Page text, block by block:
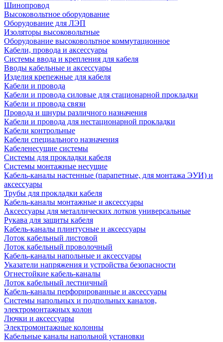
Шинопровод
Высоковольтное оборудование
Оборудование для ЛЭП
Изоляторы высоковольтные
Оборудование высоковольтное коммутационное
Кабели, провода и аксессуары
Системы ввода и крепления для кабеля
Вводы кабельные и аксессуары
Изделия крепежные для кабеля
Кабели и провода
Кабели и провода силовые для стационарной прокладки
Кабели и провода связи
Провода и шнуры различного назначения
Кабели и провода для нестационарной прокладки
Кабели контрольные
Кабели специального назначения
Кабеленесущие системы
Системы для прокладки кабеля
Системы монтажные несущие
Кабель-каналы настенные (парапетные, для монтажа ЭУИ) и
аксессуары
Трубы для прокладки кабеля
Кабель-каналы монтажные и аксессуары
Аксессуары для металлических лотков универсальные
Рукава для защиты кабеля
Кабель-каналы плинтусные и аксессуары
Лоток кабельный листовой
Лоток кабельный проволочный
Кабель-каналы напольные и аксессуары
Указатели напряжения и устройства безопасности
Огнестойкие кабель-каналы
Лоток кабельный лестничный
Кабель-каналы перфорированные и аксессуары
Системы напольных и подпольных каналов,
электромонтажных колон
Лючки и аксессуары
Электромонтажные колонны
Кабельные каналы напольной установки